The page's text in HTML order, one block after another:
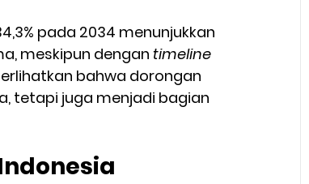
pada 2034 menunjukkan
meskipun dengan timeline
bahwa dorongan
tetapi juga menjadi bagian